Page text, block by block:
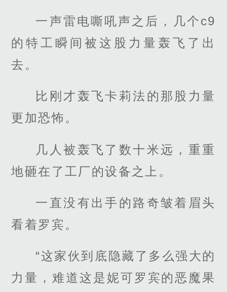
一声雷电嘶吼声之后，几个c9
的特工瞬间被这股力量轰飞了出
去。
比刚才轰飞卡莉法的那股力量
更加恐怖。
几人被轰飞了数十米远，重重
地砸在了工厂的设备之上。
一直没有出手的路奇皱着眉头
看着罗宾。
“这家伙到底隐藏了多么强大的
力量，难道这是妮可罗宾的恶魔果